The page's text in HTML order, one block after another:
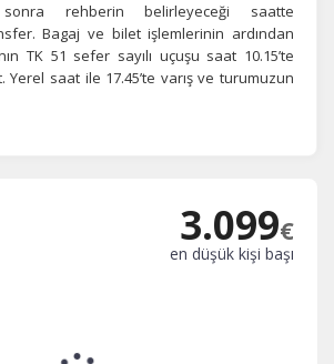
rehberin belirleyeceği saatte
Bagaj ve bilet işlemlerinin ardından
TK 51 sefer sayılı uçuşu saat 10.15’te
Yerel saat ile 17.45’te varış ve turumuzun
3.099€
en düşük kişi başı